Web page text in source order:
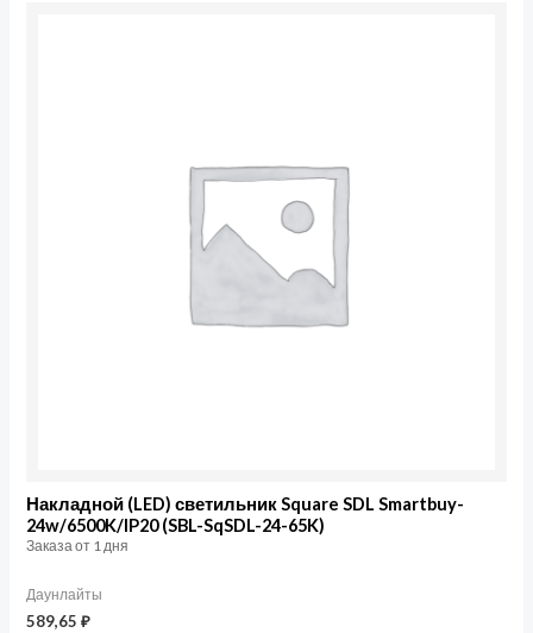
Накладной (LED) светильник Square SDL Smartbuy-
24w/6500K/IP20 (SBL-SqSDL-24-65K)
Заказа от 1 дня
Даунлайты
589,65₽